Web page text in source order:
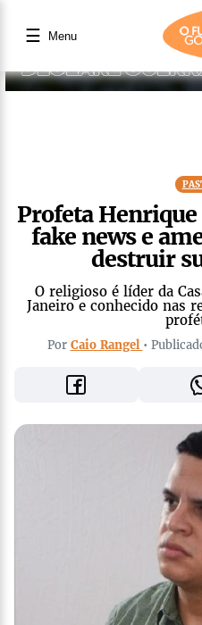
☰ Menu
Profeta
fake news e
destruir
O religioso é líder da
Janeiro e conhecido nas
Por Caio Rangel •